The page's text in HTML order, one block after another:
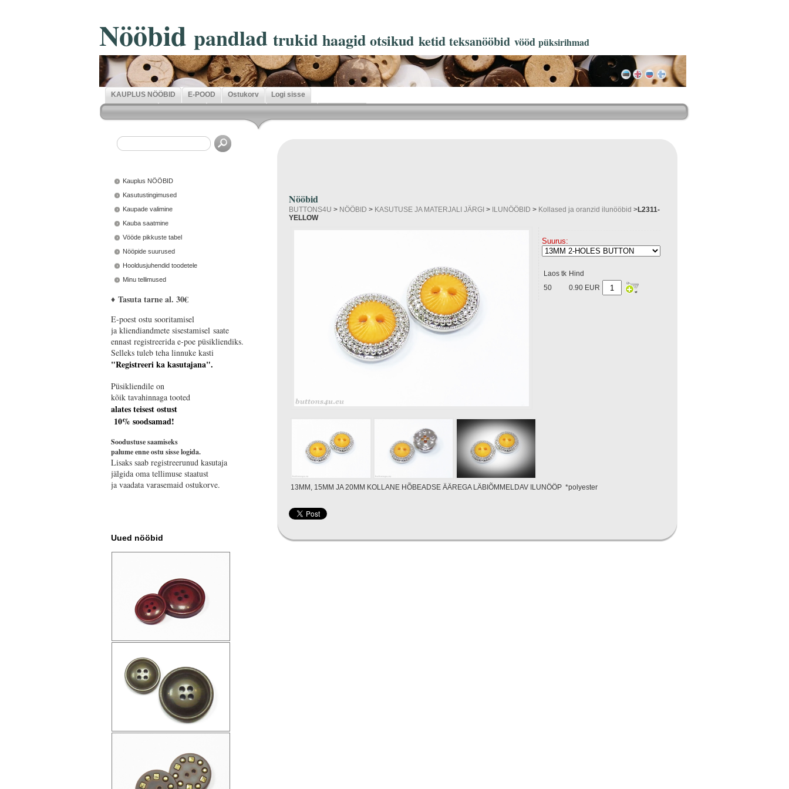
Nööbid pandlad trukid haagid otsikud ketid teksanööbid vööd püksirihmad
KAUPLUS NÖÖBID E-POOD Ostukorv Logi sisse
Kauplus NÖÖBID
Kasutustingimused
Kaupade valimine
Kauba saatmine
Vööde pikkuste tabel
Nööpide suurused
Hooldusjuhendid toodetele
Minu tellimused
♦ Tasuta tarne al. 30€
E-poest ostu sooritamisel
ja kliendiandmete sisestamisel saate
ennast registreerida e-poe püsikliendiks.
Selleks tuleb teha linnuke kasti
"Registreeri ka kasutajana".
Püsikliendile on
kõik tavahinnaga tooted
alates teisest ostust
10% soodsamad!
Soodustuse saamiseks
palume enne ostu sisse logida.
Lisaks saab registreerunud kasutaja
jälgida oma tellimuse staatust
ja vaadata varasemaid ostukorve.
Uued nööbid
Nööbid
BUTTONS4U > NÖÖBID > KASUTUSE JA MATERJALI JÄRGI > ILUNÖÖBID > Kollased ja oranzid ilunööbid >L2311-
YELLOW
Suurus:
Laos tk Hind
50
0.90 EUR
13MM, 15MM JA 20MM KOLLANE HÕBEADSE ÄÄREGA LÄBIÕMMELDAV ILUNÖÖP *polyester